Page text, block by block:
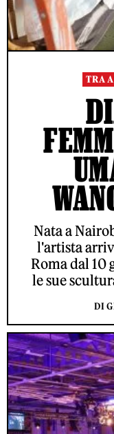
TRA
Nata a
l'artista
Roma dal 10
le sue
DI